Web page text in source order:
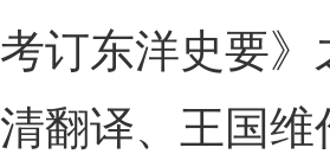
考订东洋史要
清翻译、王国